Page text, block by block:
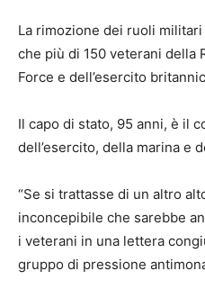
La rimozione dei ruoli
che più di 150 veterani della
Force e dell’esercito
Il capo di stato, 95 anni, è il
dell’esercito, della marina e
“Se si trattasse di un altro
inconcepibile che sarebbe
i veterani in una lettera
gruppo di pressione